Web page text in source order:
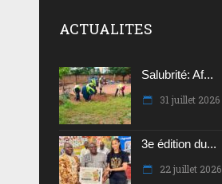
ACTUALITES
Salubrité: Af...
31 juillet 2026
3e édition du...
22 juillet 2026